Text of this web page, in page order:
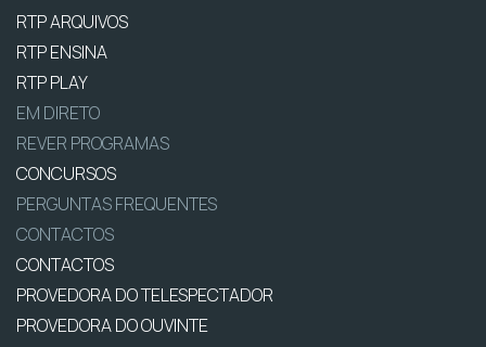
RTP ARQUIVOS
RTP ENSINA
RTP PLAY
EM DIRETO
REVER PROGRAMAS
CONCURSOS
PERGUNTAS FREQUENTES
CONTACTOS
CONTACTOS
PROVEDORA DO TELESPECTADOR
PROVEDORA DO OUVINTE